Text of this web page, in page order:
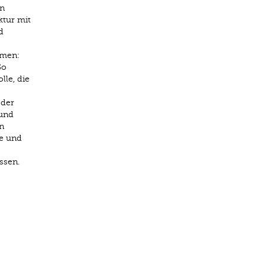
mit
die
und